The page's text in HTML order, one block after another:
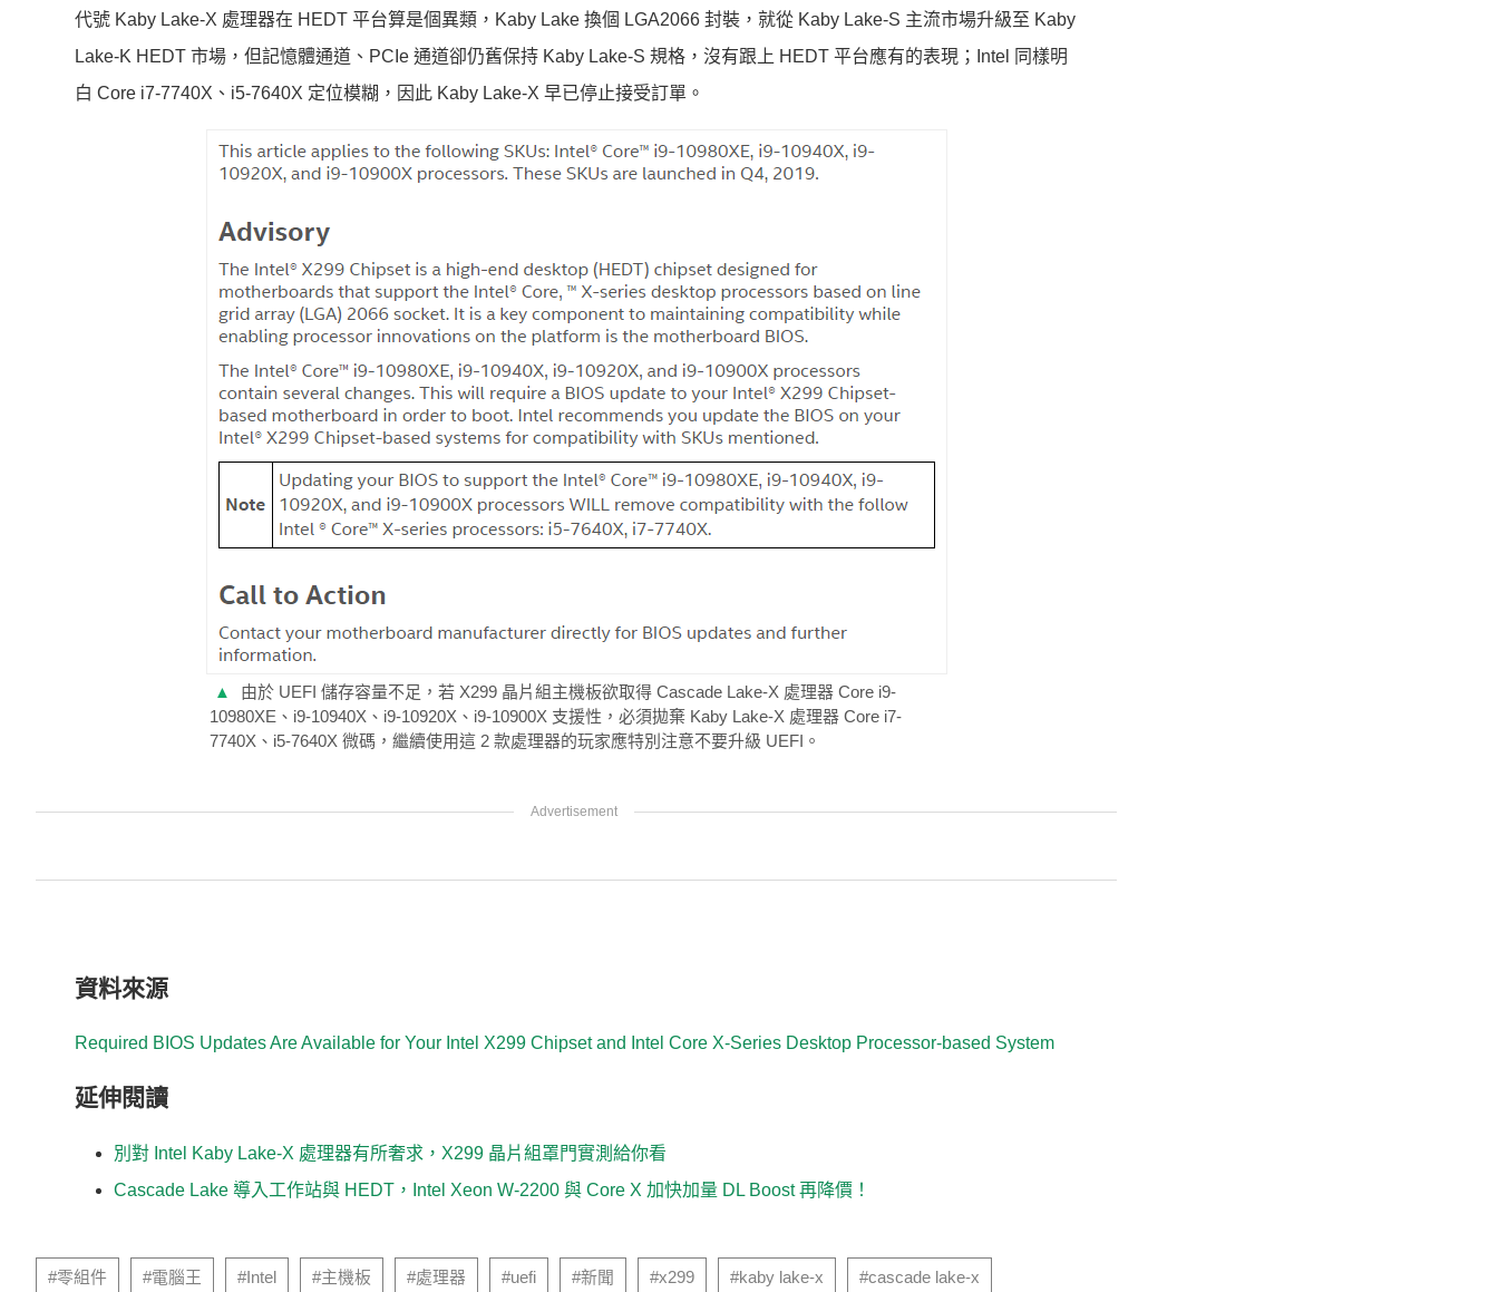
代號 Kaby Lake-X 處理器在 HEDT 平台算是個異類，Kaby Lake 換個 LGA2066 封裝，就從 Kaby Lake-S 主流市場升級至 Kaby
Lake-K HEDT 市場，但記憶體通道、PCIe 通道卻仍舊保持 Kaby Lake-S 規格，沒有跟上 HEDT 平台應有的表現；Intel 同樣明
白 Core i7-7740X、i5-7640X 定位模糊，因此 Kaby Lake-X 早已停止接受訂單。
▲
由於 UEFI 儲存容量不足，若 X299 晶片組主機板欲取得 Cascade Lake-X 處理器 Core i9-
10980XE、i9-10940X、i9-10920X、i9-10900X 支援性，必須拋棄 Kaby Lake-X 處理器 Core i7-
7740X、i5-7640X 微碼，繼續使用這 2 款處理器的玩家應特別注意不要升級 UEFI。
資料來源
Required BIOS Updates Are Available for Your Intel X299 Chipset and Intel Core X-Series Desktop Processor-based System
延伸閱讀
別對 Intel Kaby Lake-X 處理器有所奢求，X299 晶片組罩門實測給你看
Cascade Lake 導入工作站與 HEDT，Intel Xeon W-2200 與 Core X 加快加量 DL Boost 再降價！
延伸閱讀